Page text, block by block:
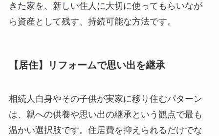
きた家を、新しい住人に大切に使ってもらいなが
ら資産として残す、持続可能な方法です。
【居住】リフォームで思い出を継承
相続人自身やその子供が実家に移り住むパターン
は、親への供養や思い出の継承という観点で最も
温かい選択肢です。住居費を抑えられるだけでな